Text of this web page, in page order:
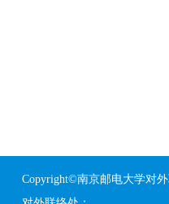
Copyright©南京邮电大学对